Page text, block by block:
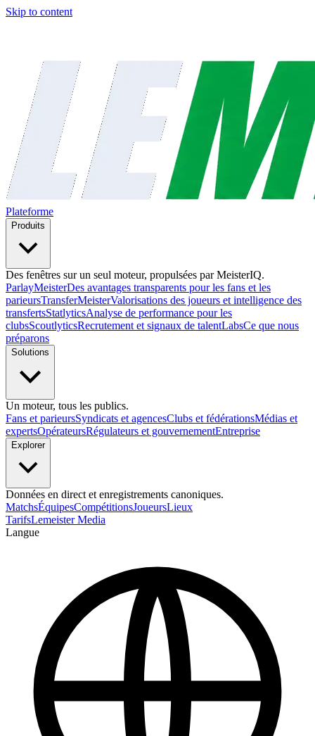
Skip to content
Plateforme
Produits
Des fenêtres sur un seul moteur, propulsées par MeisterIQ.
ParlayMeisterDes avantages transparents pour les fans et les
parieursTransferMeisterValorisations des joueurs et intelligence des
transfertsStatlyticsAnalyse de performance pour les
clubsScoutlyticsRecrutement et signaux de talentLabsCe que nous
préparons
Solutions
Un moteur, tous les publics.
Fans et parieursSyndicats et agencesClubs et fédérationsMédias et
expertsOpérateursRégulateurs et gouvernementEntreprise
Explorer
Données en direct et enregistrements canoniques.
MatchsÉquipesCompétitionsJoueursLieux
TarifsLemeister Media
Langue